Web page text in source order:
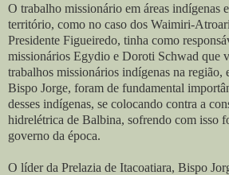
O trabalho missionário em áreas indígenas
território, como no caso dos Waimiri-
Presidente Figueiredo, tinha como
missionários Egydio e Doroti Schwad que
trabalhos missionários indígenas na região,
Bispo Jorge, foram de fundamental
desses indígenas, se colocando contra a
hidrelétrica de Balbina, sofrendo com isso
governo da época.
O líder da Prelazia de Itacoatiara, Bispo